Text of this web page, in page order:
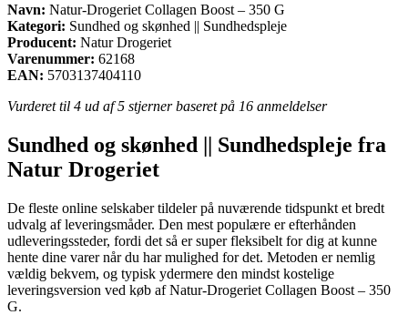
Navn: Natur-Drogeriet Collagen Boost – 350 G
Kategori: Sundhed og skønhed || Sundhedspleje
Producent: Natur Drogeriet
Varenummer: 62168
EAN: 5703137404110
Vurderet til 4 ud af 5 stjerner baseret på 16 anmeldelser
Sundhed og skønhed || Sundhedspleje fra
Natur Drogeriet
De fleste online selskaber tildeler på nuværende tidspunkt et bredt
udvalg af leveringsmåder. Den mest populære er efterhånden
udleveringssteder, fordi det så er super fleksibelt for dig at kunne
hente dine varer når du har mulighed for det. Metoden er nemlig
vældig bekvem, og typisk ydermere den mindst kostelige
leveringsversion ved køb af Natur-Drogeriet Collagen Boost – 350
G.